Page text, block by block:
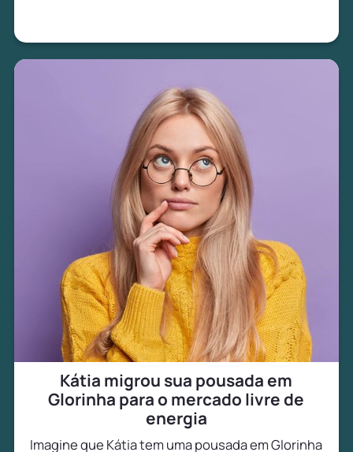
Kátia migrou sua pousada em
Glorinha para o mercado livre de
energia
Imagine que Kátia tem uma pousada em Glorinha